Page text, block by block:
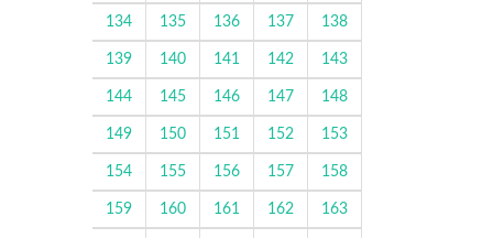
134 135 136 137 138
139 140 141 142 143
144 145 146 147 148
149 150 151 152 153
154 155 156 157 158
159 160 161 162 163